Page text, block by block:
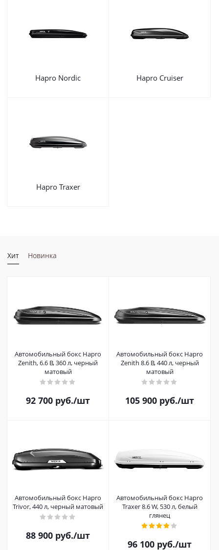
Hapro Nordic Hapro Cruiser
Hapro Traxer
Хит Новинка
Автомобильный бокс Hapro
Zenith, 6.6 B, 360 л, черный
матовый
92 700 руб./шт
Автомобильный бокс Hapro
Zenith 8.6 B, 440 л, черный
матовый
105 900 руб./шт
Автомобильный бокс Hapro
Trivor, 440 л, черный матовый
88 900 руб./шт
Автомобильный бокс Hapro
Traxer 8.6 W, 530 л, белый
глянец
96 100 руб./шт